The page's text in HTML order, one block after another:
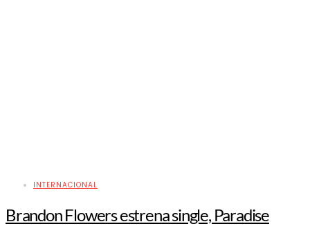
INTERNACIONAL
Brandon Flowers estrena single, Paradise